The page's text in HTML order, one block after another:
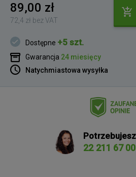
89,00 zł
72,4 zł bez VAT
Dostępne +5 szt.
Gwarancja 24 miesięcy
Natychmiastowa wysyłka
22 211 67 00